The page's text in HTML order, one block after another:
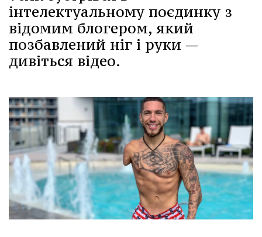
інтелектуальному поєдинку з
відомим блогером, який
позбавлений ніг і руки —
дивіться відео.